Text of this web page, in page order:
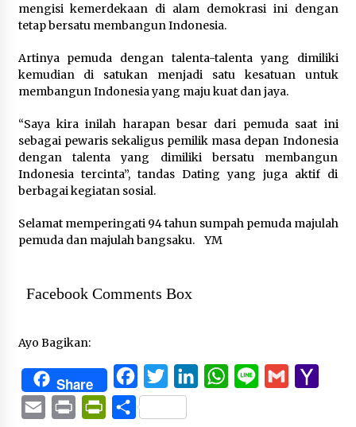
mengisi kemerdekaan di alam demokrasi ini dengan
tetap bersatu membangun Indonesia.
Artinya pemuda dengan talenta-talenta yang dimiliki
kemudian di satukan menjadi satu kesatuan untuk
membangun Indonesia yang maju kuat dan jaya.
“Saya kira inilah harapan besar dari pemuda saat ini
sebagai pewaris sekaligus pemilik masa depan Indonesia
dengan talenta yang dimiliki bersatu membangun
Indonesia tercinta”, tandas Dating yang juga aktif di
berbagai kegiatan sosial.
Selamat memperingati 94 tahun sumpah pemuda majulah
pemuda dan majulah bangsaku. YM
Facebook Comments Box
Ayo Bagikan:
Share FacebookTwitterLinkedInWhatsApp
Line Gmail
Email Print PrintFriendly
Share